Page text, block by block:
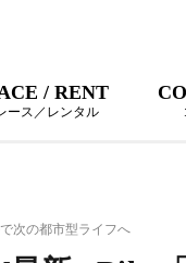
/ RENT
ース／レンタル
次の都市型ライフへ